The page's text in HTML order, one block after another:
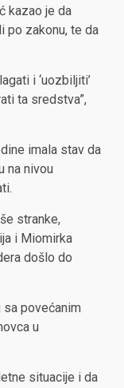
kazao je da
po zakonu, te da
i ‘uozbiljiti’
ta sredstva”,
imala stav da
na nivou
stranke,
i Miomirka
došlo do
povećanim
u
situacije i da